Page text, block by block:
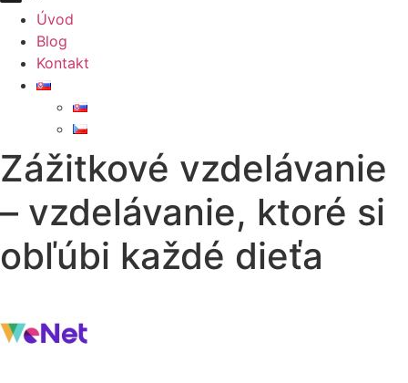
Úvod
Blog
Kontakt
Zážitkové vzdelávanie
– vzdelávanie, ktoré si
obľúbi každé dieťa